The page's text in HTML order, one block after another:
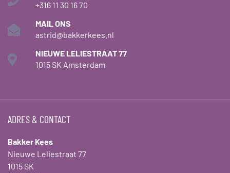
+316 11 30 16 70
MAIL ONS
astrid@bakkerkees.nl
NIEUWE LELIESTRAAT 77
1015 SK Amsterdam
ADRES & CONTACT
Bakker Kees
Nieuwe Leliestraat 77
1015 SK